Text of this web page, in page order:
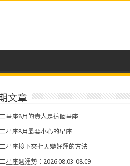
文章
星座8月的貴人是這個星座
星座8月最要小心的星座
星座接下來七天變好運的方法
星座週運勢：2026.08.03-08.09